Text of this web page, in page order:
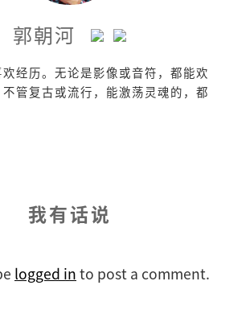
郭朝河
经历。无论是影像或音符，都能欢
管复古或流行，能激荡灵魂的，都
我有话说
logged in to post a comment.